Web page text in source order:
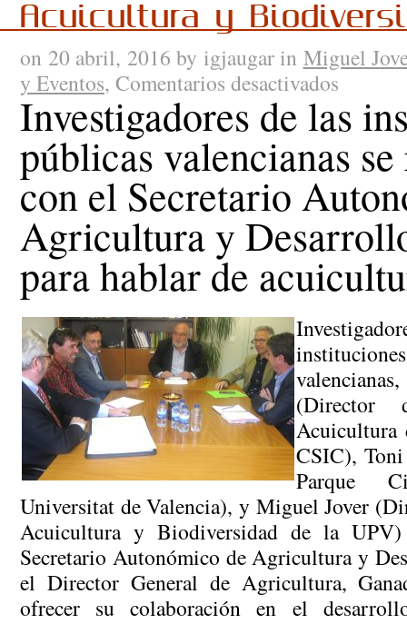
Acuicultura y
on 20 abril, 2016 by igjaugar in Miguel
y Eventos, Comentarios desactivadosen
de
instituciones
valencianas
reunen
el
Autonómico
de
Agricultura
y
Desarrollo
Rural
para
hablar
de
acuicultura
Investigadores de las
públicas valencianas se
con el Secretario
Agricultura y
para hablar de
(Director
Acuicultura
CSIC),
Parque
Universitat de Valencia), y Miguel Jover
Acuicultura y Biodiversidad de la
Secretario Autonómico de Agricultura y
el Director General de Agricultura,
ofrecer su colaboración en el